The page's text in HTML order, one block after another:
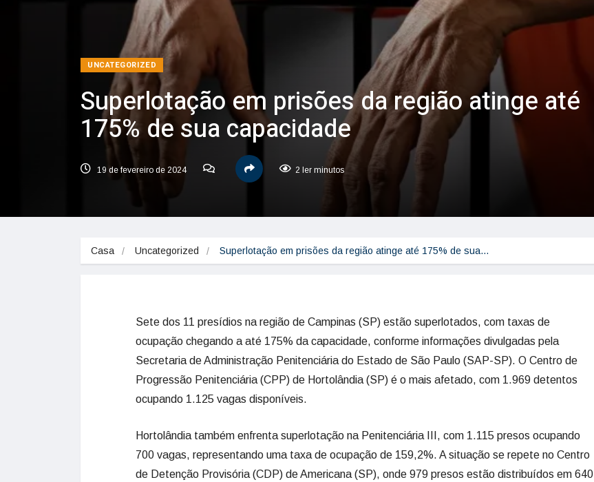
UNCATEGORIZED
Superlotação em prisões da região atinge até
175% de sua capacidade
19 de fevereiro de 2024 2 ler minutos
Casa Uncategorized Superlotação em prisões da região atinge até 175% de sua…
Sete dos 11 presídios na região de Campinas (SP) estão superlotados, com taxas de
ocupação chegando a até 175% da capacidade, conforme informações divulgadas pela
Secretaria de Administração Penitenciária do Estado de São Paulo (SAP-SP). O Centro de
Progressão Penitenciária (CPP) de Hortolândia (SP) é o mais afetado, com 1.969 detentos
ocupando 1.125 vagas disponíveis.
Hortolândia também enfrenta superlotação na Penitenciária III, com 1.115 presos ocupando
700 vagas, representando uma taxa de ocupação de 159,2%. A situação se repete no Centro
de Detenção Provisória (CDP) de Americana (SP), onde 979 presos estão distribuídos em 640